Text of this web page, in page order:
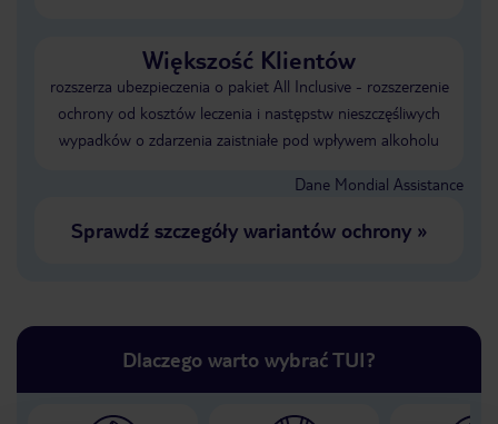
Większość Klientów
rozszerza ubezpieczenia o pakiet All Inclusive - rozszerzenie
ochrony od kosztów leczenia i następstw nieszczęśliwych
wypadków o zdarzenia zaistniałe pod wpływem alkoholu
Dane Mondial Assistance
Sprawdź szczegóły wariantów ochrony»
Dlaczego warto wybrać TUI?